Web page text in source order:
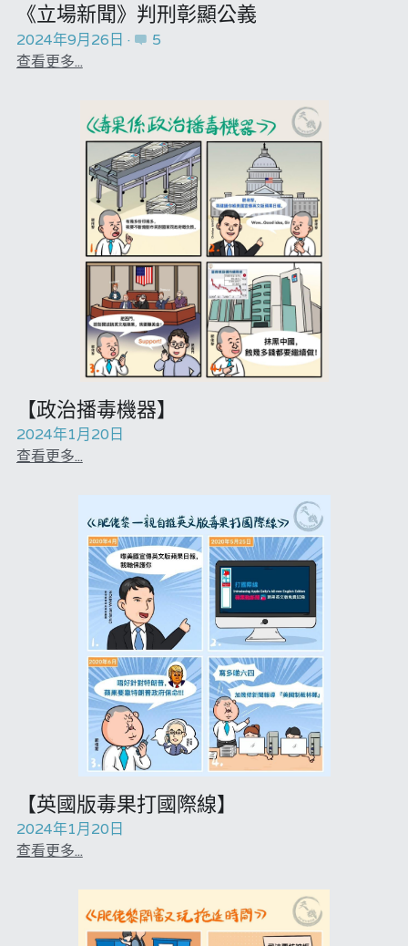
馮煒光專欄
趙處機專欄
KOL 精選
大衛sir專欄
曾子晴 - 晴深直說
龔靜儀大律師專欄
陳貴春大律師專欄
陳子遷律師專欄
羅浚軒專欄
溫志倫專欄
汪明欣專欄
莊豪鋒專欄
香港科技專上書院｜專欄
關於我們
《立場新聞》判刑彰顯公義
2024年9月26日 ·
5
查看更多...
【政治播毒機器】
2024年1月20日
查看更多...
【英國版毒果打國際線】
2024年1月20日
查看更多...
屠龍小隊案
趙處機專欄
醫院口岸爆炸案
馮煒光專欄
反華推手懶人包
反華推手起底
美西霸凌內幕
真相直擊
民主派騙案十式
美西極權主義
極端暴恐實錄
黃萬成專欄
支聯會案
宏福火災正視聽
正本清源 • 黎智英案
黎智英案審訊
美西媒體謊言實錄
宏福苑聽證會